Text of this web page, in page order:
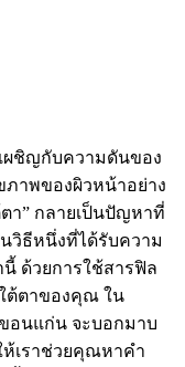
ผชิญกับความดันของ
าพของผิวหน้าอย่าง
า” กลายเป็นปัญหาที่
วิธีหนึ่งที่ได้รับความ
ด้วยการใช้สารฟิล
ต้ตาของคุณ ใน
อนแก่น จะบอกมาบ
ห้เราช่วยคุณหาคำ